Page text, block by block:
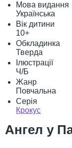
Мова видання
Українська
Вік дитини
10+
Обкладинка
Тверда
Ілюстрації
Ч/Б
Жанр
Повчальна
Серія
Крокус
Ангел у